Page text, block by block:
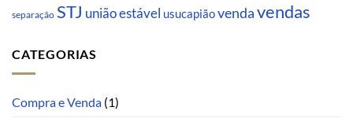
separação STJ união estável usucapiãovendavendas
CATEGORIAS
Compra e Venda (1)